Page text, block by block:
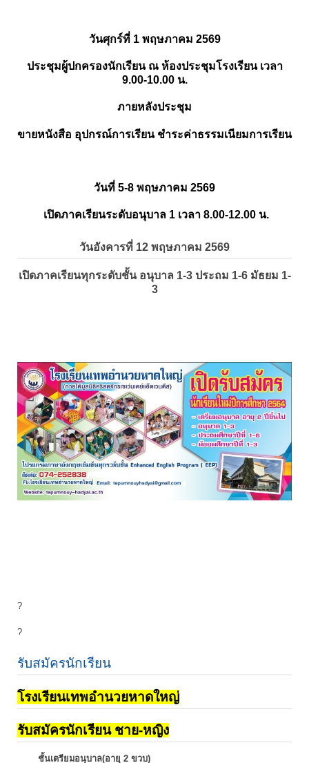
วันศุกร์ที่ 1 พฤษภาคม 2569
ประชุมผู้ปกครองนักเรียน ณ ห้องประชุมโรงเรียน เวลา
9.00-10.00 น.
ภายหลังประชุม
ขายหนังสือ อุปกรณ์การเรียน ชำระค่าธรรมเนียมการเรียน
วันที่ 5-8 พฤษภาคม 2569
เปิดภาคเรียนระดับอนุบาล 1 เวลา 8.00-12.00 น.
วันอังคารที่ 12 พฤษภาคม 2569
เปิดภาคเรียนทุกระดับชั้น อนุบาล 1-3 ประถม 1-6 มัธยม 1-
3
?
?
รับสมัครนักเรียน
โรงเรียนเทพอำนวยหาดใหญ่
รับสมัครนักเรียน ชาย-หญิง
ชั้นเตรียมอนุบาล(อายุ 2 ขวบ)